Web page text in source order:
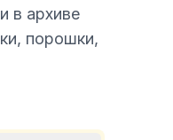
в архиве
порошки,